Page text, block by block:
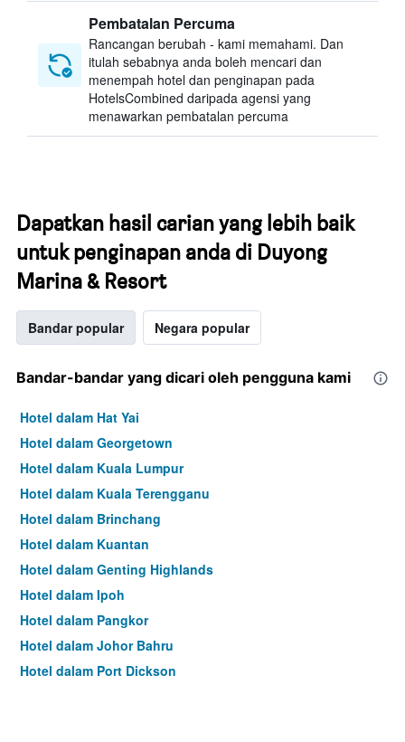
Pembatalan Percuma
Rancangan berubah - kami memahami. Dan
itulah sebabnya anda boleh mencari dan
menempah hotel dan penginapan pada
HotelsCombined daripada agensi yang
menawarkan pembatalan percuma
Dapatkan hasil carian yang lebih baik
untuk penginapan anda di Duyong
Marina & Resort
Bandar popular Negara popular
Bandar-bandar yang dicari oleh pengguna kami
Hotel dalam Hat Yai
Hotel dalam Georgetown
Hotel dalam Kuala Lumpur
Hotel dalam Kuala Terengganu
Hotel dalam Brinchang
Hotel dalam Kuantan
Hotel dalam Genting Highlands
Hotel dalam Ipoh
Hotel dalam Pangkor
Hotel dalam Johor Bahru
Hotel dalam Port Dickson